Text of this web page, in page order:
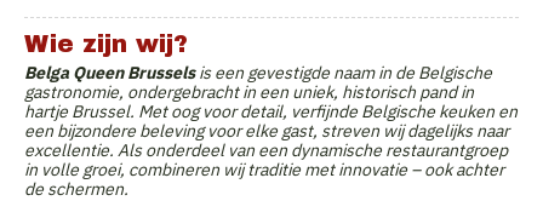
Wie zijn wij?
Belga Queen Brusselsis een gevestigde naam in de Belgische
gastronomie, ondergebracht in een uniek, historisch pand in
hartje Brussel. Met oog voor detail, verfijnde Belgische keuken en
een bijzondere beleving voor elke gast, streven wij dagelijks naar
excellentie. Als onderdeel van een dynamische restaurantgroep
in volle groei, combineren wij traditie met innovatie – ook achter
de schermen.